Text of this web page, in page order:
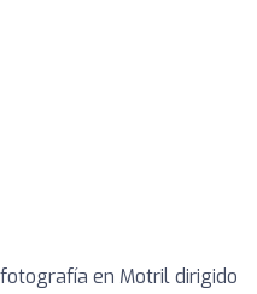
en Motril dirigido